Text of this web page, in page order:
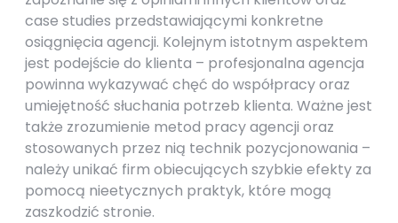
case studies przedstawiającymi konkretne
osiągnięcia agencji. Kolejnym istotnym aspektem
jest podejście do klienta – profesjonalna agencja
powinna wykazywać chęć do współpracy oraz
umiejętność słuchania potrzeb klienta. Ważne jest
także zrozumienie metod pracy agencji oraz
stosowanych przez nią technik pozycjonowania –
należy unikać firm obiecujących szybkie efekty za
pomocą nieetycznych praktyk, które mogą
zaszkodzić stronie.